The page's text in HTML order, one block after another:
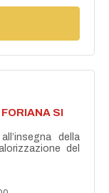
FORIANA SI
della
del